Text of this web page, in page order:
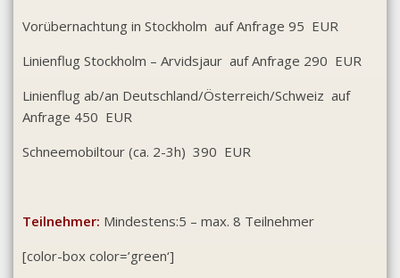
Vorübernachtung in Stockholm auf Anfrage 95 EUR
Linienflug Stockholm – Arvidsjaur auf Anfrage 290 EUR
Linienflug ab/an Deutschland/Österreich/Schweiz auf
Anfrage 450 EUR
Schneemobiltour (ca. 2-3h) 390 EUR
Teilnehmer: Mindestens:5 – max. 8 Teilnehmer
[color-box color=’green‘]